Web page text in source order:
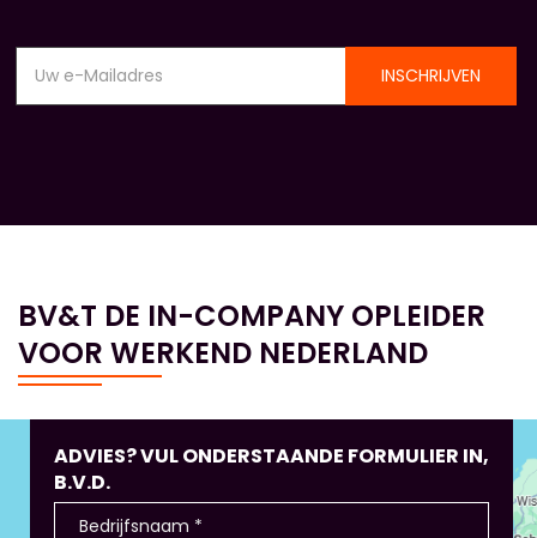
INSCHRIJVEN
BV&T DE IN-COMPANY OPLEIDER
VOOR WERKEND NEDERLAND
ADVIES? VUL ONDERSTAANDE FORMULIER IN,
B.V.D.